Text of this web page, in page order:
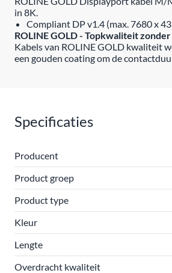
in 8K.
Compliant DP v1.4 (max. 7680 x
ROLINE GOLD - Topkwaliteit
Kabels van ROLINE GOLD kwaliteit
een gouden coating om de
Specificaties
Producent
Product groep
Product type
Kleur
Lengte
Overdracht kwaliteit